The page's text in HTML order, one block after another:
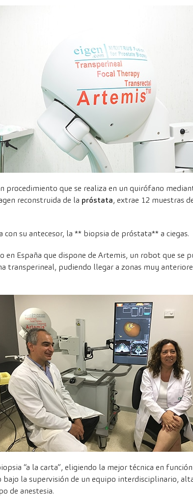
procedimiento que se realiza en un quirófano
reconstruida de la próstata, extrae 12 muestras
con su antecesor, la ** biopsia de próstata** a ciegas.
en España que dispone de Artemis, un robot que se
transperineal, pudiendo llegar a zonas muy
“a la carta”, eligiendo la mejor técnica en
la supervisión de un equipo interdisciplinario,
de anestesia.